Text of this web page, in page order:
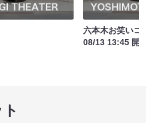
六本木お笑いコ
08/13 13:45 開